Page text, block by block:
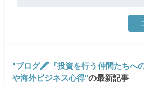
ブログ🖋『投資を行う仲間たちへ
や海外ビジネス心得 の最新記事